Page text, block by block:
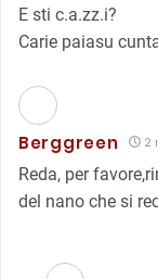
E sti c.a.zz.i?
Carie paiasu
Berggreen 2
Reda, per
del nano che si